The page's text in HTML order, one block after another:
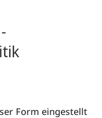
Form eingestellt